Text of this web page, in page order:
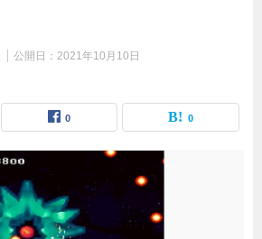
公開日： 2021年10月10日
0 0